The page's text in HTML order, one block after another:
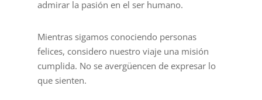
admirar la pasión en el ser humano.
Mientras sigamos conociendo personas
felices, considero nuestro viaje una misión
cumplida. No se avergüencen de expresar lo
que sienten.